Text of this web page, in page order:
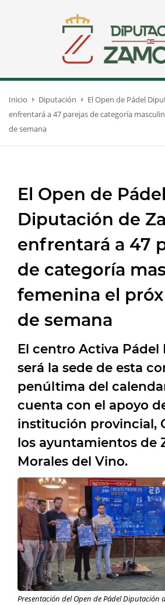
Inicio Diputación
El Open de Pádel
enfrentará a 47 parejas de categoría
de semana
El Open de Pádel
Diputación de
enfrentará a 47
de categoría
femenina el
de semana
El centro Activa Pádel
será la sede de esta
penúltima del
cuenta con el apoyo
institución provincial,
los ayuntamientos de
Morales del Vino.
Presentación del Open de Pádel Diputación